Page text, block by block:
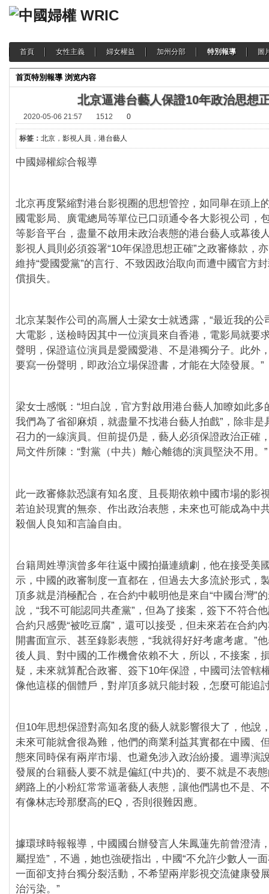
首頁 女性主義 婦女權益 加州分部 特別報導 圖
首页特別報導 浏览内容
北京逼港台藝人保證10年政治思想
2020-05-06 21:57 1512 0
标签： 北京 ， 影視人員 ， 港台藝人
中國婦權綜合報導
北京再度緊縮對港台影視圈的思想管控，如同舉在頭上
國電影局、廣電總局等單位已口頭通令各大影視公司，
等影音平台，盡量不啟用未政治表態的港台藝人或幕後
影視人員則必須簽署“10年保證思想正確”之政審條款，
維持“愛國愛黨”的言行、不致因政治取向而遭中國官方
償損失。
北京某製作公司的高層人士梁女士就透露，“最近我的公
大電影，送檢時因其中一位演員來自香港，電影局就要
聲明，保證這位演員是愛國愛港、不是港獨分子。此外
要寫一份聲明，即政治立場保證書，才能在大陸發展。”
梁女士感慨：“坦白說，官方對啟用港台藝人加瞭如此多
我們為了省卻麻煩，就盡量不找港台藝人拍戲”，除非是
召力的一線演員。但前提仍是，藝人必須保證政治正確
局文件所陳：“對黨（中共）離心離德的演員堅決不用。”
此一政審條款恐讓有知名度、且長期依賴中國市場的影
若迫於現實的無奈、作出政治表態，未來也可能成為中
殺個人良知和言論自由。
台籍周姓導演曾多年往返中國拍攝連續劇，他在接受美
示，中國的政審制度一直都在，但過去大多流於形式，
頂多就是消極配合，在合約中載明他是來自“中國台灣”
說，“我不可能認同共產黨”，但為了接案，簽下不符合
合約只感覺“被吃豆腐”，還可以接受，但未來若在合約
開書面宣示、甚至錄影表態，“我就得好好考慮考慮。”
後人員、對中國的工作機會依賴不大，所以，不接案，
疑，未來就算配合政審、簽下10年保證，中國司法管轄
像他這樣的個體戶，對岸頂多就只能封殺，怎麼可能追
但10年思想保證對高知名度的藝人就影響很大了，他說
未來可能就會很為難，他們的商業利益其實都在中國、
態來同時保有兩岸市場、也避免涉入政治紛擾。週導演
發展的台籍藝人要不就是偏紅(中共)的、要不就是不表
網路上的小粉紅常常逼著藝人表態，讓他們講也不是、
有像林志玲那麼高的EQ，否則很難因應。
據環球時報報導，中國國台辦發言人朱鳳蓮先前曾澄清
屬捏造”，不過，她也強硬指出，中國“不允許少數人一
一面卻支持台獨分裂活動，不希望兩岸影視交流健康發
治污染。”